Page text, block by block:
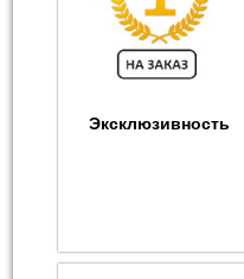
Эксклюзивность